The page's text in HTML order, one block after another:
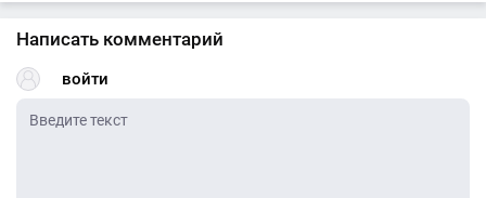
Написать комментарий
войти